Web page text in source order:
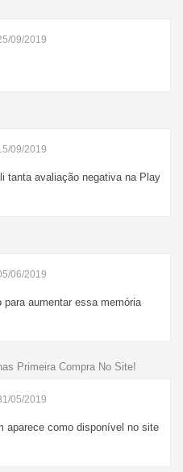
09/2019
09/2019
tanta avaliação negativa na Play
06/2019
aumentar essa memória
Primeira Compra No Site!
05/2019
aparece como disponível no site